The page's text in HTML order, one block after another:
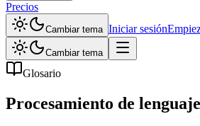
Precios
Cambiar tema Iniciar sesión
Cambiar tema
Glosario
Procesamiento de